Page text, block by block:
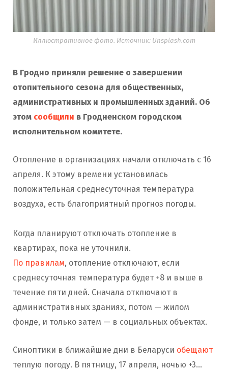
Иллюстративное фото. Источник: Unsplash.com
В Гродно приняли решение о завершении
отопительного сезона для общественных,
административных и промышленных зданий. Об
этом сообщили в Гродненском городском
исполнительном комитете.
Отопление в организациях начали отключать с 16
апреля. К этому времени установилась
положительная среднесуточная температура
воздуха, есть благоприятный прогноз погоды.
Когда планируют отключать отопление в
квартирах, пока не уточнили.
По правилам, отопление отключают, если
среднесуточная температура будет +8 и выше в
течение пяти дней. Сначала отключают в
административных зданиях, потом — жилом
фонде, и только затем — в социальных объектах.
Синоптики в ближайшие дни в Беларуси обещают
теплую погоду. В пятницу, 17 апреля, ночью +3…